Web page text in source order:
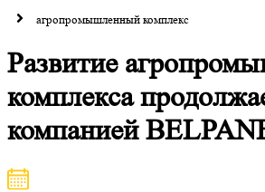
агропромышленный комплекс
Развитие
комплекса
компанией